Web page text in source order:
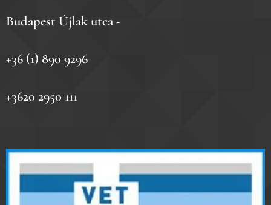
Budapest Újlak utca -
+36 (1) 890 9296
+3620 2950 111